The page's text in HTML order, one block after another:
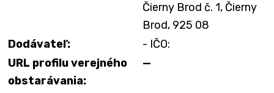
Čierny Brod č. 1, Čierny
Brod, 925 08
Dodávateľ:
- IČO:
URL profilu verejného
obstarávania:
—